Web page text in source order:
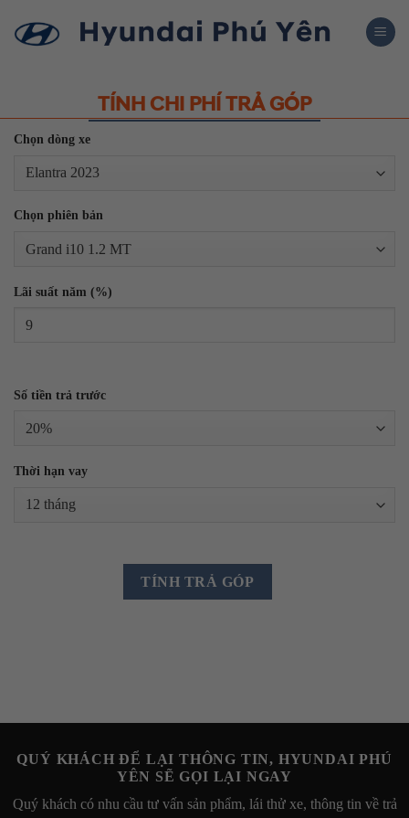
TÍNH CHI PHÍ TRẢ GÓP
Chọn dòng xe
Chọn phiên bản
Lãi suất năm (%)
Số tiền trả trước
Thời hạn vay
TÍNH TRẢ GÓP
QUÝ KHÁCH ĐỂ LẠI THÔNG TIN, HYUNDAI PHÚ
YÊN SẼ GỌI LẠI NGAY
Quý khách có nhu cầu tư vấn sản phẩm, lái thử xe, thông tin về trả